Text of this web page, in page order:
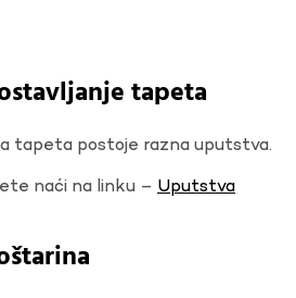
tapeta
tapeta postoje razna uputstva.
naći na linku – Uputstva